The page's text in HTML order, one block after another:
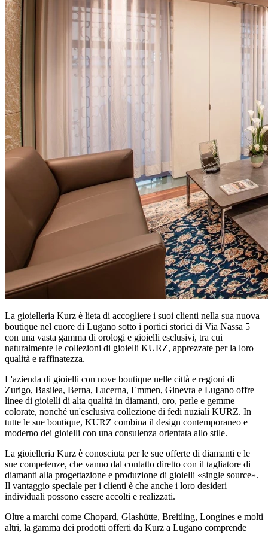
La gioielleria Kurz è lieta di accogliere i suoi clienti nella sua nuova
boutique nel cuore di Lugano sotto i portici storici di Via Nassa 5
con una vasta gamma di orologi e gioielli esclusivi, tra cui
naturalmente le collezioni di gioielli KURZ, apprezzate per la loro
qualità e raffinatezza.
L'azienda di gioielli con nove boutique nelle città e regioni di
Zurigo, Basilea, Berna, Lucerna, Emmen, Ginevra e Lugano offre
linee di gioielli di alta qualità in diamanti, oro, perle e gemme
colorate, nonché un'esclusiva collezione di fedi nuziali KURZ. In
tutte le sue boutique, KURZ combina il design contemporaneo e
moderno dei gioielli con una consulenza orientata allo stile.
La gioielleria Kurz è conosciuta per le sue offerte di diamanti e le
sue competenze, che vanno dal contatto diretto con il tagliatore di
diamanti alla progettazione e produzione di gioielli «single source».
Il vantaggio speciale per i clienti è che anche i loro desideri
individuali possono essere accolti e realizzati.
Oltre a marchi come Chopard, Glashütte, Breitling, Longines e molti
altri, la gamma dei prodotti offerti da Kurz a Lugano comprende